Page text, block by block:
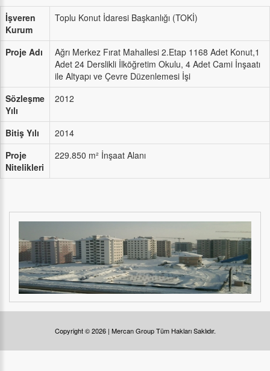
İşveren
Kurum
Toplu Konut İdaresi Başkanlığı (TOKİ)
Proje Adı
Ağrı Merkez Fırat Mahallesi 2.Etap 1168 Adet Konut,1
Adet 24 Derslikli İlköğretim Okulu, 4 Adet Cami İnşaatı
ile Altyapı ve Çevre Düzenlemesi İşi
Sözleşme
Yılı
2012
Bitiş Yılı
2014
Proje
Nitelikleri
229.850 m² İnşaat Alanı
Copyright © 2026 | Mercan Group Tüm Hakları Saklıdır.